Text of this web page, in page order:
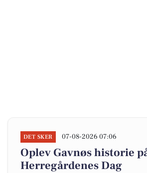
DET SKER 07-08-2026 07:06
Oplev Gavnøs historie
Herregårdenes Dag